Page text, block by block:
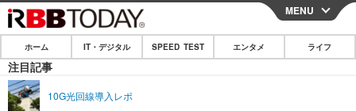
CLOSE
ホーム
IT・デジタル
MENU
ホーム IT・デジタル SPEED TEST エンタメ ライフ
注目記事
10G光回線導入レポ